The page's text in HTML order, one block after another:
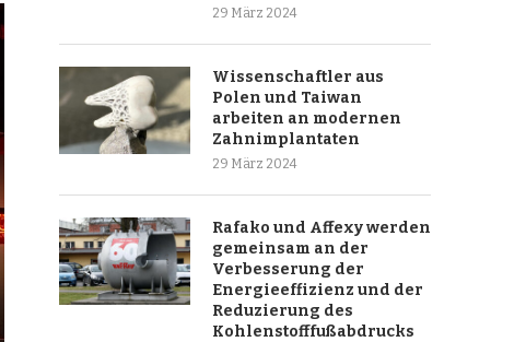
29 März 2024
Wissenschaftler aus
Polen und Taiwan
arbeiten an modernen
Zahnimplantaten
29 März 2024
Rafako und Affexy werden
gemeinsam an der
Verbesserung der
Energieeffizienz und der
Reduzierung des
Kohlenstofffußabdrucks